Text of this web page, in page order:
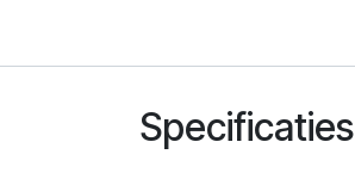
Specificaties